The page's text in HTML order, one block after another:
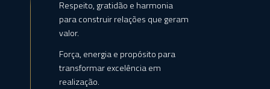
Respeito, gratidão e harmonia
para construir relações que geram
valor.
Força, energia e propósito para
transformar excelência em
realização.